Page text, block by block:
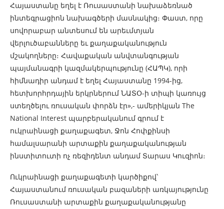
Հայաստանը եղել է Ռուսաստանի նախաձեռնած
ինտեգրացիոն նախագծերի մասնակից։ Փաստ, որը
սովորաբար անտեսում են արեւմտյան
վերլուծաբանները եւ քաղաքականություն
մշակողները։ Հավաքական անվտանգության
պայմանագրի կազմակերպությունը (ՀԱՊԿ), որի
հիմնադիր անդամ է եղել Հայաստանը 1994-ից,
հետխորհրդային երկրներում ՆԱՏՕ-ի տիպի կառույց
ստեղծելու ռուսական փորձն էր»,- ամերիկյան The
National Interest պարբերականում գրում է
ուկրաինացի քաղաքագետ, Ջոն Հոփքինսի
համալսարանի արտաքին քաղաքականության
ինստիտուտի ոչ ռեզիդենտ անդամ Տարաս Կուզիոն։
Ուկրաինացի քաղաքագետի կարծիքով՝
Հայաստանում ռուսական բազաների առկայությունը
Ռուսաստանի արտաքին քաղաքականությանը